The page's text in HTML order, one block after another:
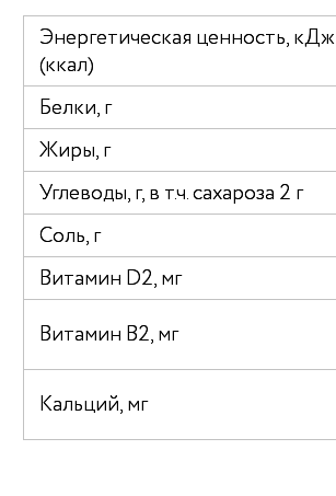
Энергетическая ценность, кДж
(ккал)
Белки, г
Жиры, г
Углеводы, г, в т.ч. сахароза 2 г
Соль, г
Витамин D2, мг
Витамин В2, мг
Кальций, мг